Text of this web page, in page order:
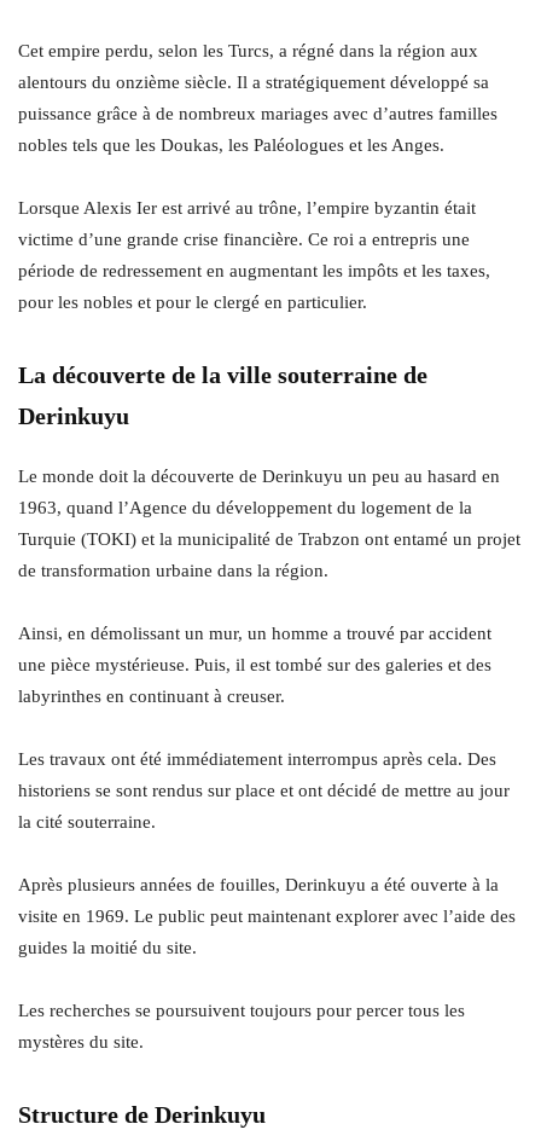
Cet empire perdu, selon les Turcs, a régné dans la région aux
alentours du onzième siècle. Il a stratégiquement développé sa
puissance grâce à de nombreux mariages avec d’autres familles
nobles tels que les Doukas, les Paléologues et les Anges.
Lorsque Alexis Ier est arrivé au trône, l’empire byzantin était
victime d’une grande crise financière. Ce roi a entrepris une
période de redressement en augmentant les impôts et les taxes,
pour les nobles et pour le clergé en particulier.
La découverte de la ville souterraine de
Derinkuyu
Le monde doit la découverte de Derinkuyu un peu au hasard en
1963, quand l’Agence du développement du logement de la
Turquie (TOKI) et la municipalité de Trabzon ont entamé un projet
de transformation urbaine dans la région.
Ainsi, en démolissant un mur, un homme a trouvé par accident
une pièce mystérieuse. Puis, il est tombé sur des galeries et des
labyrinthes en continuant à creuser.
Les travaux ont été immédiatement interrompus après cela. Des
historiens se sont rendus sur place et ont décidé de mettre au jour
la cité souterraine.
Après plusieurs années de fouilles, Derinkuyu a été ouverte à la
visite en 1969. Le public peut maintenant explorer avec l’aide des
guides la moitié du site.
Les recherches se poursuivent toujours pour percer tous les
mystères du site.
Structure de Derinkuyu